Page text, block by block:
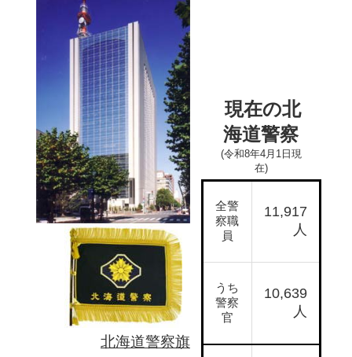
北海道警察旗
現在の北
海道警察
(令和8年4月1日現
在)
全警
察職
員
11,917
人
うち
警察
官
10,639
人